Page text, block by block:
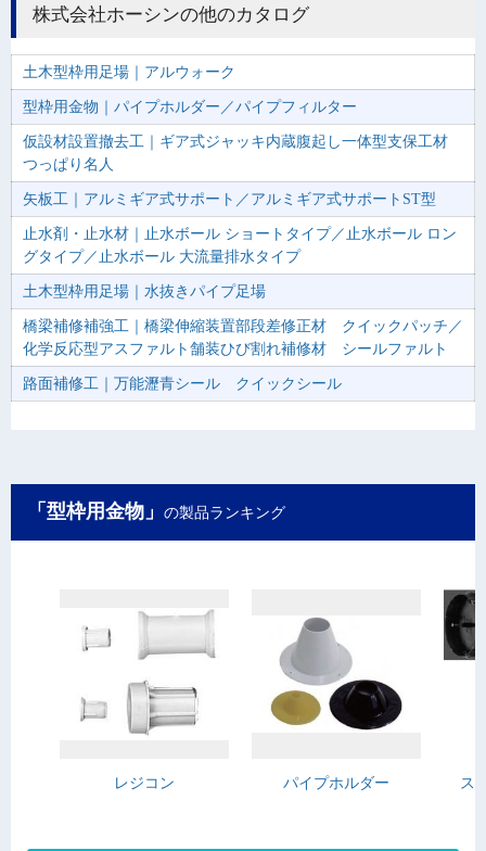
株式会社ホーシンの他のカタログ
土木型枠用足場｜アルウォーク
型枠用金物｜パイプホルダー／パイプフィルター
仮設材設置撤去工｜ギア式ジャッキ内蔵腹起し一体型支保工材
つっぱり名人
矢板工｜アルミギア式サポート／アルミギア式サポートST型
止水剤・止水材｜止水ボール ショートタイプ／止水ボール ロン
グタイプ／止水ボール 大流量排水タイプ
土木型枠用足場｜水抜きパイプ足場
橋梁補修補強工｜橋梁伸縮装置部段差修正材 クイックパッチ／
化学反応型アスファルト舗装ひび割れ補修材 シールファルト
路面補修工｜万能瀝青シール クイックシール
「型枠用金物」 の製品ランキング
レジコン パイプホルダー ス